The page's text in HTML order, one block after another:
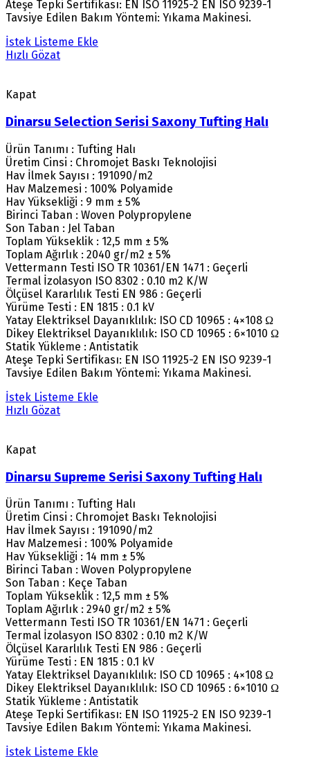
Ateşe Tepki Sertifikası: EN ISO 11925-2 EN ISO 9239-1
Tavsiye Edilen Bakım Yöntemi: Yıkama Makinesi.
İstek Listeme Ekle
Hızlı Gözat
Kapat
Dinarsu Selection Serisi Saxony Tufting Halı
Ürün Tanımı : Tufting Halı
Üretim Cinsi : Chromojet Baskı Teknolojisi
Hav İlmek Sayısı : 191090/m2
Hav Malzemesi : 100% Polyamide
Hav Yüksekliği : 9 mm ± 5%
Birinci Taban : Woven Polypropylene
Son Taban : Jel Taban
Toplam Yükseklik : 12,5 mm ± 5%
Toplam Ağırlık : 2040 gr/m2 ± 5%
Vettermann Testi ISO TR 10361/EN 1471 : Geçerli
Termal İzolasyon ISO 8302 : 0.10 m2 K/W
Ölçüsel Kararlılık Testi EN 986 : Geçerli
Yürüme Testi : EN 1815 : 0.1 kV
Yatay Elektriksel Dayanıklılık: ISO CD 10965 : 4×108 Ω
Dikey Elektriksel Dayanıklılık: ISO CD 10965 : 6×1010 Ω
Statik Yükleme : Antistatik
Ateşe Tepki Sertifikası: EN ISO 11925-2 EN ISO 9239-1
Tavsiye Edilen Bakım Yöntemi: Yıkama Makinesi.
İstek Listeme Ekle
Hızlı Gözat
Kapat
Dinarsu Supreme Serisi Saxony Tufting Halı
Ürün Tanımı : Tufting Halı
Üretim Cinsi : Chromojet Baskı Teknolojisi
Hav İlmek Sayısı : 191090/m2
Hav Malzemesi : 100% Polyamide
Hav Yüksekliği : 14 mm ± 5%
Birinci Taban : Woven Polypropylene
Son Taban : Keçe Taban
Toplam Yükseklik : 12,5 mm ± 5%
Toplam Ağırlık : 2940 gr/m2 ± 5%
Vettermann Testi ISO TR 10361/EN 1471 : Geçerli
Termal İzolasyon ISO 8302 : 0.10 m2 K/W
Ölçüsel Kararlılık Testi EN 986 : Geçerli
Yürüme Testi : EN 1815 : 0.1 kV
Yatay Elektriksel Dayanıklılık: ISO CD 10965 : 4×108 Ω
Dikey Elektriksel Dayanıklılık: ISO CD 10965 : 6×1010 Ω
Statik Yükleme : Antistatik
Ateşe Tepki Sertifikası: EN ISO 11925-2 EN ISO 9239-1
Tavsiye Edilen Bakım Yöntemi: Yıkama Makinesi.
İstek Listeme Ekle